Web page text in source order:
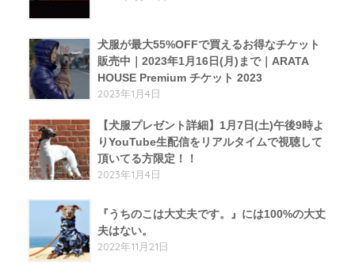
犬服が最大55%OFFで買えるお得なチケット
販売中｜2023年1月16日(月)まで｜ARATA
HOUSE Premium チケット 2023
2023年1月4日
【犬服プレゼント詳細】1月7日(土)午後9時よ
りYouTube生配信をリアルタイムで視聴して
頂いてる方限定！！
2023年1月4日
『うちのこは大丈夫です。』には100%の大丈
夫はない。
2022年11月21日